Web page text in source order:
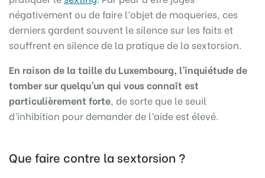
négativement ou de faire l’objet de moqueries, ces
derniers gardent souvent le silence sur les faits et
souffrent en silence de la pratique de la sextorsion.
En raison de la taille du Luxembourg, l’inquiétude de
tomber sur quelqu’un qui vous connaît est
particulièrement forte, de sorte que le seuil
d’inhibition pour demander de l’aide est élevé.
Que faire contre la sextorsion ?